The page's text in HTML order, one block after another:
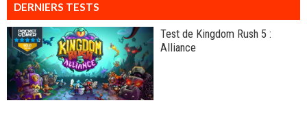
DERNIERS TESTS
Test de Kingdom Rush 5 :
Alliance